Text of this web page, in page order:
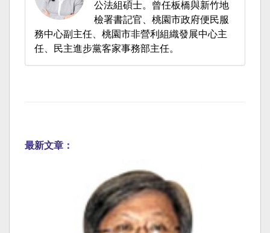
公法組碩士。曾任板橋與新竹地
檢署書記官、桃園市政府便民服
務中心副主任、桃園市非營利組織發展中心主
任、民主進步黨客家事務部主任。
最新文章：